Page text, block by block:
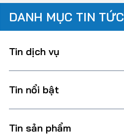
DANH MỤC TIN TỨC
Tin dịch vụ
Tin nổi bật
Tin sản phẩm